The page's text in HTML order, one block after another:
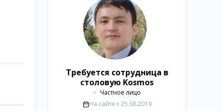
Требуется сотрудница в
столовую Kosmos
Частное лицо
На сайте с 25.08.2019